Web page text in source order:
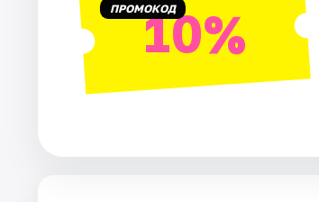
Артисты
Рейтинги
ПРОМОКОД10%